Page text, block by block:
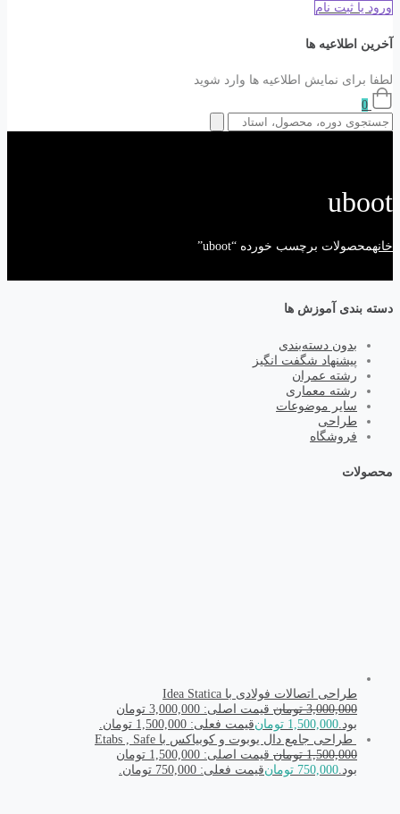
ورود یا ثبت نام
آخرین اطلاعیه ها
لطفا برای نمایش اطلاعیه ها وارد شوید
0
uboot
خانهمحصولات برچسب خورده “uboot”
دسته بندی آموزش ها
بدون دسته‌بندی
پیشنهاد شگفت انگیز
رشته عمران
رشته معماری
سایر موضوعات
طراحی
فروشگاه
محصولات
طراحی اتصالات فولادی با Idea Statica
3,000,000 تومان
قیمت اصلی: 3,000,000 تومان
بود.1,500,000 تومانقیمت فعلی: 1,500,000 تومان.
طراحی جامع دال یوبوت و کوبیاکس با Etabs , Safe
1,500,000 تومان
قیمت اصلی: 1,500,000 تومان
بود.750,000 تومانقیمت فعلی: 750,000 تومان.